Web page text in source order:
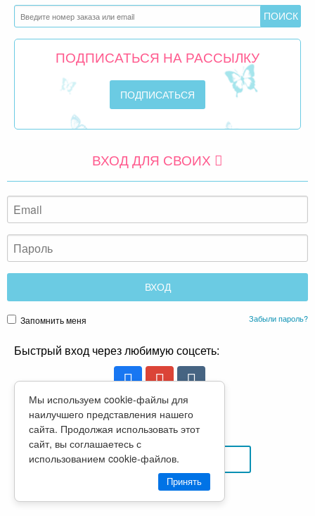
ПОДПИСАТЬСЯ НА РАССЫЛКУ
ВХОД ДЛЯ СВОИХ
Запомнить меня Забыли пароль?
Быстрый вход через любимую соцсеть:
или
РЕГИСТРАЦИЯ
Политика конфиденциальности
Мы используем cookie-файлы для
наилучшего представления нашего
сайта. Продолжая использовать этот
сайт, вы соглашаетесь с
использованием cookie-файлов.
Принять